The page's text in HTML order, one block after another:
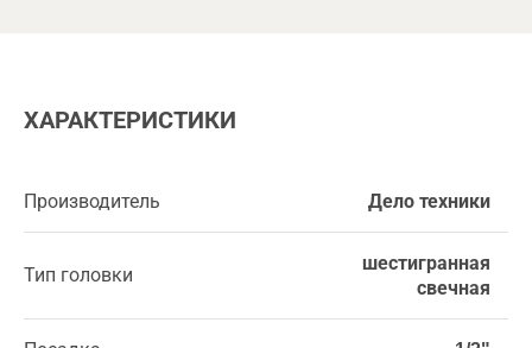
ХАРАКТЕРИСТИКИ
Производитель Дело техники
Тип головки
шестигранная
свечная